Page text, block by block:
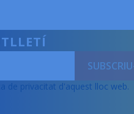
de privacitat d'aquest lloc web.